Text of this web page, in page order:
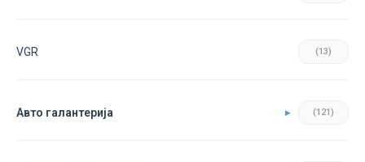
VGR (13)
Авто галантерија (121)